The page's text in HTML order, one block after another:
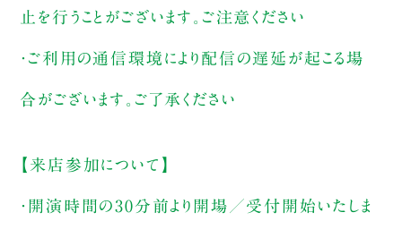
止を行うことがございます。ご注意ください
・ご利用の通信環境により配信の遅延が起こる場
合がございます。ご了承ください
【来店参加について】
・開演時間の30分前より開場／受付開始いたしま